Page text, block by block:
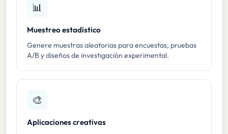
📊
Muestreo estadístico
Genere muestras aleatorias para encuestas, pruebas
A/B y diseños de investigación experimental.
🎨
Aplicaciones creativas